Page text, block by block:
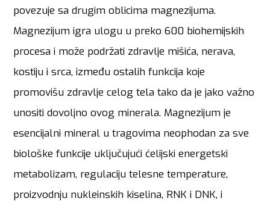
povezuje sa drugim oblicima magnezijuma.
Magnezijum igra ulogu u preko 600 biohemijskih
procesa i može podržati zdravlje mišića, nerava,
kostiju i srca, između ostalih funkcija koje
promovišu zdravlje celog tela tako da je jako važno
unositi dovoljno ovog minerala. Magnezijum je
esencijalni mineral u tragovima neophodan za sve
biološke funkcije uključujući ćelijski energetski
metabolizam, regulaciju telesne temperature,
proizvodnju nukleinskih kiselina, RNK i DNK, i